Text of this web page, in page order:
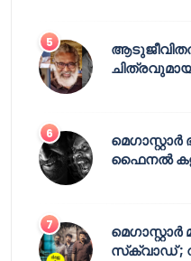
മെഗാസ്റ്റാർ
ഫൈനൽ
സ്‌ക്വാഡ് ;